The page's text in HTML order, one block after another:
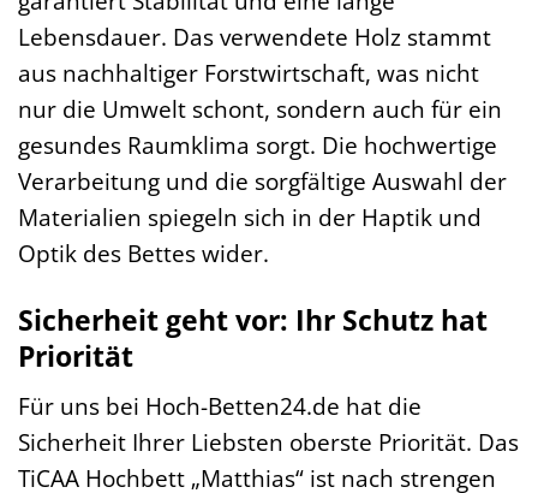
Lebensdauer. Das verwendete Holz stammt
aus nachhaltiger Forstwirtschaft, was nicht
nur die Umwelt schont, sondern auch für ein
gesundes Raumklima sorgt. Die hochwertige
Verarbeitung und die sorgfältige Auswahl der
Materialien spiegeln sich in der Haptik und
Optik des Bettes wider.
Sicherheit geht vor: Ihr Schutz hat
Priorität
Für uns bei Hoch-Betten24.de hat die
Sicherheit Ihrer Liebsten oberste Priorität. Das
TiCAA Hochbett „Matthias“ ist nach strengen